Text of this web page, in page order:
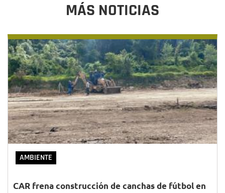
MÁS NOTICIAS
AMBIENTE
CAR frena construcción de canchas de fútbol en